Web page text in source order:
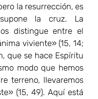
la resurrección, es
la cruz. La
distingue entre el
viviente» (15, 14;
que se hace Espíritu
modo que hemos
terreno, llevaremos
(15, 49). Aquí está